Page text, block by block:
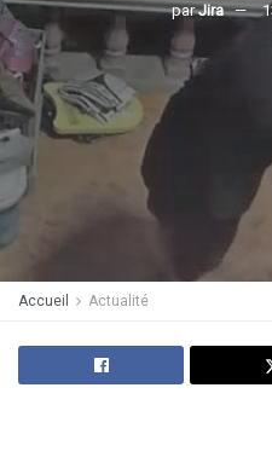
par Jira
Accueil Actualité